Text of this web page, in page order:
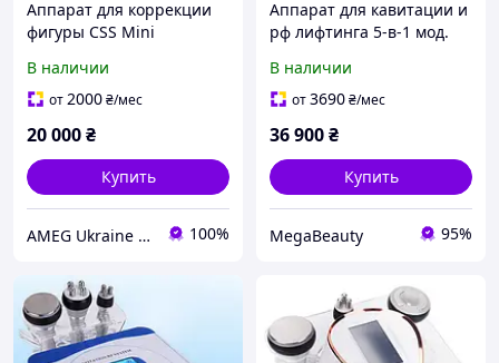
Аппарат для коррекции
фигуры CSS Mini
для лица, рф-лифтинг для
тела,
В наличии
от2000₴/мес
20 000₴
Купить
AMEG Ukraine АМЕГ УКРАИНА 100%
Аппарат для кавитации и
рф лифтинга 5-в-1 мод.
управлением
В наличии
от3690₴/мес
36 900₴
Купить
MegaBeauty 95%